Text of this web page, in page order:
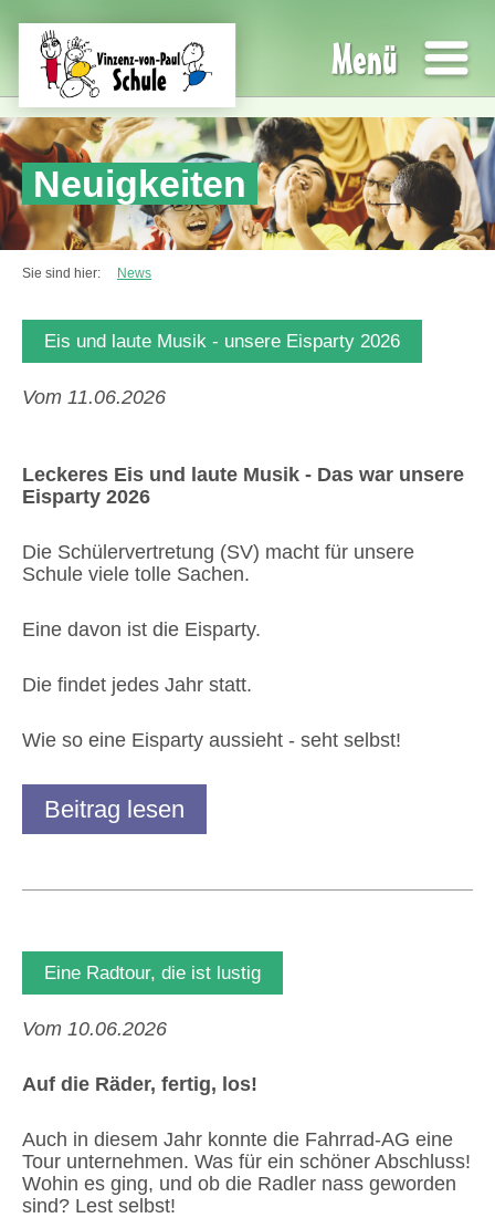
Menü
Neuigkeiten
Sie sind hier: News
Eis und laute Musik - unsere Eisparty 2026
Vom 11.06.2026
Leckeres Eis und laute Musik - Das war unsere
Eisparty 2026
Die Schülervertretung (SV) macht für unsere
Schule viele tolle Sachen.
Eine davon ist die Eisparty.
Die findet jedes Jahr statt.
Wie so eine Eisparty aussieht - seht selbst!
Beitrag lesen
Eine Radtour, die ist lustig
Vom 10.06.2026
Auf die Räder, fertig, los!
Auch in diesem Jahr konnte die Fahrrad-AG eine
Tour unternehmen. Was für ein schöner Abschluss!
Wohin es ging, und ob die Radler nass geworden
sind? Lest selbst!